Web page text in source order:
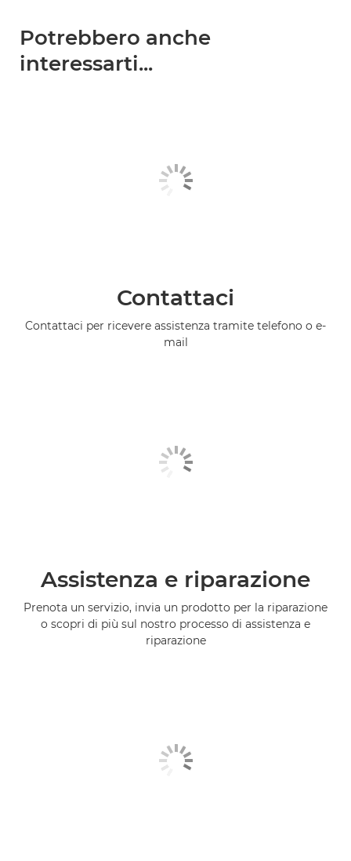
Potrebbero anche
interessarti...
Contattaci
Contattaci per ricevere assistenza tramite telefono o e-
mail
Assistenza e riparazione
Prenota un servizio, invia un prodotto per la riparazione
o scopri di più sul nostro processo di assistenza e
riparazione